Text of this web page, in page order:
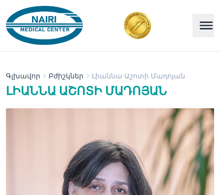
Գլխավոր Բժիշկներ Լիաննա Աշոտի Մադոյան
ԼԻԱՆՆԱ ԱՇՈՏԻ ՄԱԴՈՅԱՆ